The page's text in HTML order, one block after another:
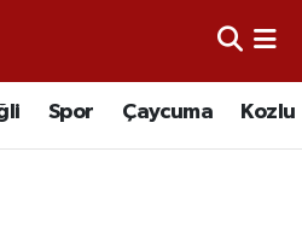
Spor Çaycuma Kozlu